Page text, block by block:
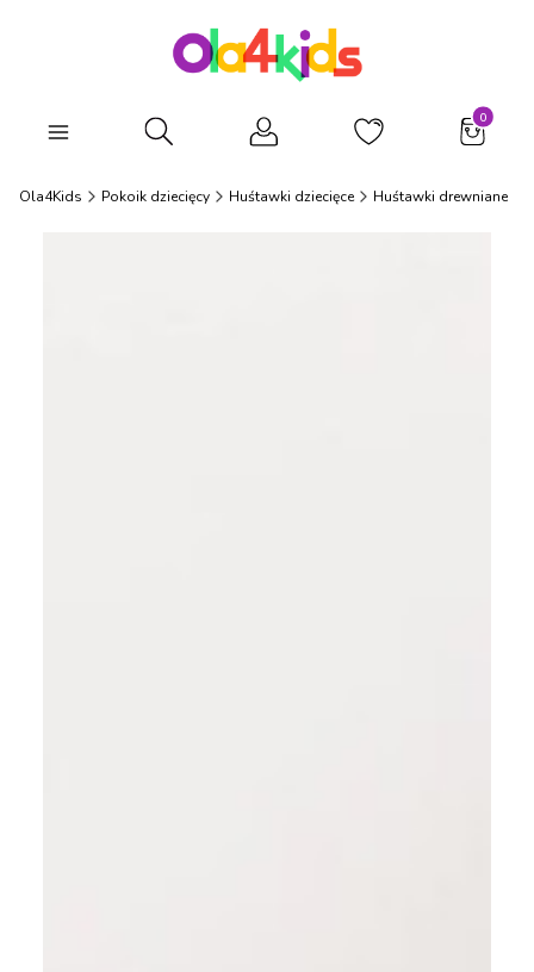
Otwórz wyszukiwarkę
Ola4Kids Pokoik dziecięcy Huśtawki dziecięce Huśtawki drewniane